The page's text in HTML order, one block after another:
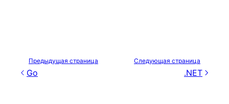
Предыдущая страница
Go
Следующая страница
.NET